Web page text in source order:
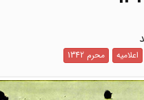
اعلامیه محرم 1342